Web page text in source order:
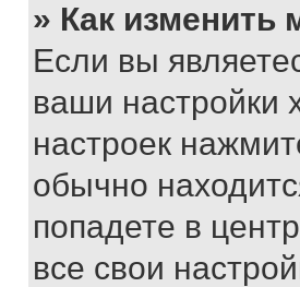
» Как изменить
Если вы
ваши настройки
настроек
обычно
попадете в
все свои